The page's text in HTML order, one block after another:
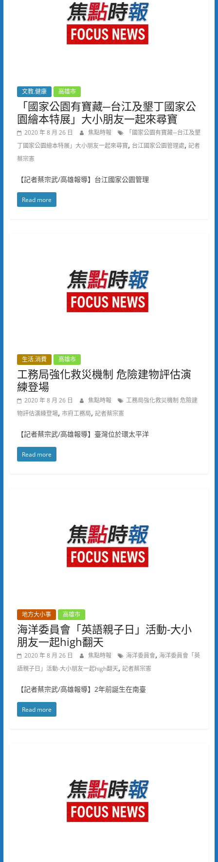
文教.健康 高雄市
「國家公園有寶藏─台江及墾丁國家公
園繪本特展」大小朋友一起來尋寶
2020 年 8 月 26 日 焦點時報
「國家公園有寶藏─台江及墾
丁國家公園繪本特展」大小朋友一起來尋寶, 台江國家公園管理處, 記者
蔡宗憲
【記者蔡宗武/高雄報導】台江國家公園管理
Read more
生活.消費 高雄市
工務局強化救災機制 危險建物評估演
練登場
2020 年 8 月 26 日 焦點時報
工務局強化救災機制 危險建
物評估演練登場, 市府工務局, 記者蔡宗憲
【記者蔡宗武/高雄報導】臺灣位於環太平洋
Read more
地方大小事 高雄市
海洋委員會「英語親子日」活動-大小
朋友一起high翻天
2020 年 8 月 26 日 焦點時報 海洋委員會, 海洋委員會「英
語親子日」活動-大小朋友一起high翻天, 記者蔡宗憲
【記者蔡宗武/高雄報導】2年前誕生在南臺
Read more